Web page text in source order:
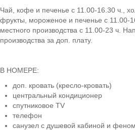
Чай, кофе и печенье с 11.00-16.30 ч.,
фрукты, мороженое и печенье с 11.00-
местного производства с 11.00-23 ч.
производства за доп. плату.
В НОМЕРЕ:
доп. кровать (кресло-кровать)
центральный кондиционер
спутниковое TV
телефон
санузел с душевой кабиной и феном